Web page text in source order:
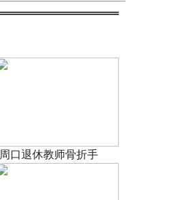
周口退休教师骨折手